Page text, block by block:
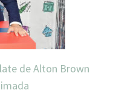
de Alton Brown